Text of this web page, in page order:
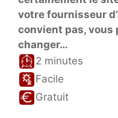
votre fournisseur
convient pas, vous
changer…
2 minutes
Facile
Gratuit